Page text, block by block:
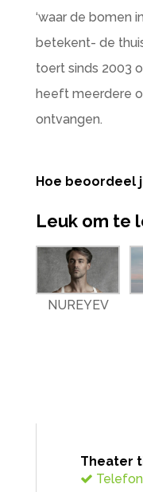
‘waar de bomen
betekent- de
toert sinds 2003
heeft meerdere
ontvangen.
Hoe beoordeel
Leuk om te
NUREYEV
Theater